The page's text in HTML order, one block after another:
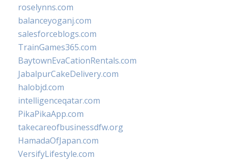
roselynns.com
balanceyoganj.com
salesforceblogs.com
TrainGames365.com
BaytownEvaCationRentals.com
JabalpurCakeDelivery.com
halobjd.com
intelligenceqatar.com
PikaPikaApp.com
takecareofbusinessdfw.org
HamadaOfJapan.com
VersifyLifestyle.com